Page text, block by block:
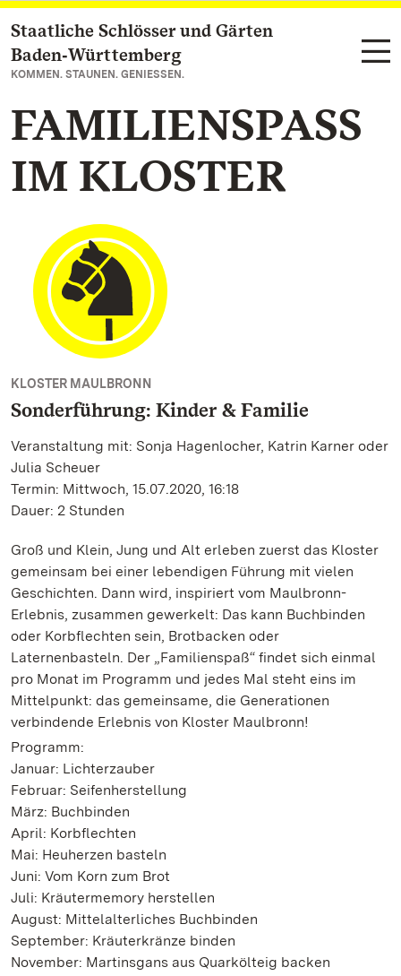
Zum Hauptinhalt springen
Staatliche Schlösser und Gärten
Baden‑Württemberg
KOMMEN. STAUNEN. GENIESSEN.
FAMILIENSPASS
IM KLOSTER
KLOSTER MAULBRONN
Sonderführung: Kinder & Familie
Veranstaltung mit: Sonja Hagenlocher, Katrin Karner oder
Julia Scheuer
Termin: Mittwoch, 15.07.2020, 16:18
Dauer: 2 Stunden
Groß und Klein, Jung und Alt erleben zuerst das Kloster
gemeinsam bei einer lebendigen Führung mit vielen
Geschichten. Dann wird, inspiriert vom Maulbronn-
Erlebnis, zusammen gewerkelt: Das kann Buchbinden
oder Korbflechten sein, Brotbacken oder
Laternenbasteln. Der „Familienspaß“ findet sich einmal
pro Monat im Programm und jedes Mal steht eins im
Mittelpunkt: das gemeinsame, die Generationen
verbindende Erlebnis von Kloster Maulbronn!
Programm:
Januar: Lichterzauber
Februar: Seifenherstellung
März: Buchbinden
April: Korbflechten
Mai: Heuherzen basteln
Juni: Vom Korn zum Brot
Juli: Kräutermemory herstellen
August: Mittelalterliches Buchbinden
September: Kräuterkränze binden
November: Martinsgans aus Quarkölteig backen